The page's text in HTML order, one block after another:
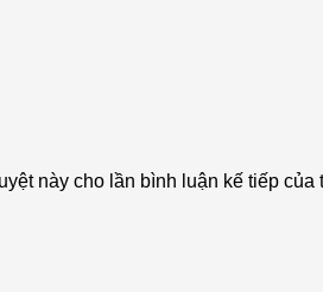
này cho lần bình luận kế tiếp của